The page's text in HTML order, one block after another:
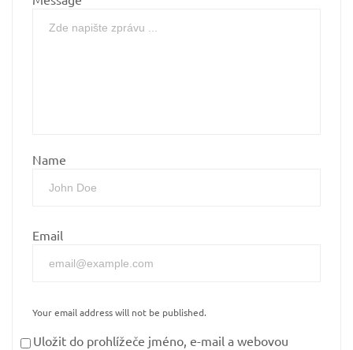
Name
Email
Your email address will not be published.
Uložit do prohlížeče jméno, e-mail a webovou